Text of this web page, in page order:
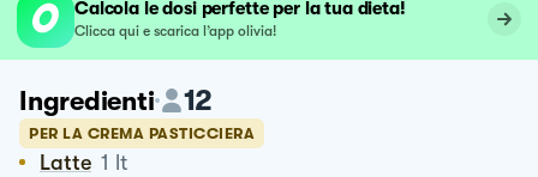
Calcola le dosi perfette per la tua dieta!
Clicca qui e scarica l’app olivia!
Ingredienti 12
PER LA CREMA PASTICCIERA
Latte 1 lt